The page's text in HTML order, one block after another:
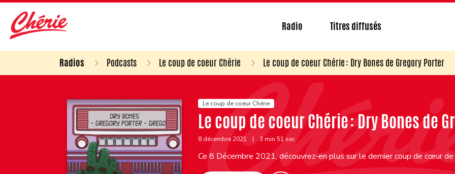
Radio Titres diffusés
Radios Podcasts Le coup de coeur Chérie Le coup de coeur Chérie : Dry Bones de Gregory Porter
Le coup de coeur Chérie
Le coup de coeur Chérie : Dry Bones de
8 décembre 2021 | 3 min 51 sec
Ce 8 Décembre 2021, découvrez-en plus sur le dernier coup de cœur